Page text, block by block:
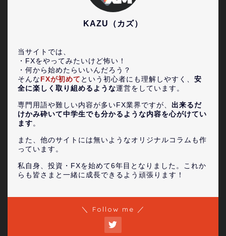
KAZU（カズ）
当サイトでは、
・FXをやってみたいけど怖い！
・何から始めたらいいんだろう？
そんな FXが初めて という初心者にも理解しやすく、 安
全に楽しく取り組めるような運営をしています。
専門用語や難しい内容が多いFX業界ですが、 出来るだ
けかみ砕いて中学生でも分かるような内容を心がけてい
ます。
また、他のサイトには無いようなオリジナルコラムも作
っています。
私自身、投資・FXを始めて6年目となりました。これか
らも皆さまと一緒に成長できるよう頑張ります！
＼ Follow me ／